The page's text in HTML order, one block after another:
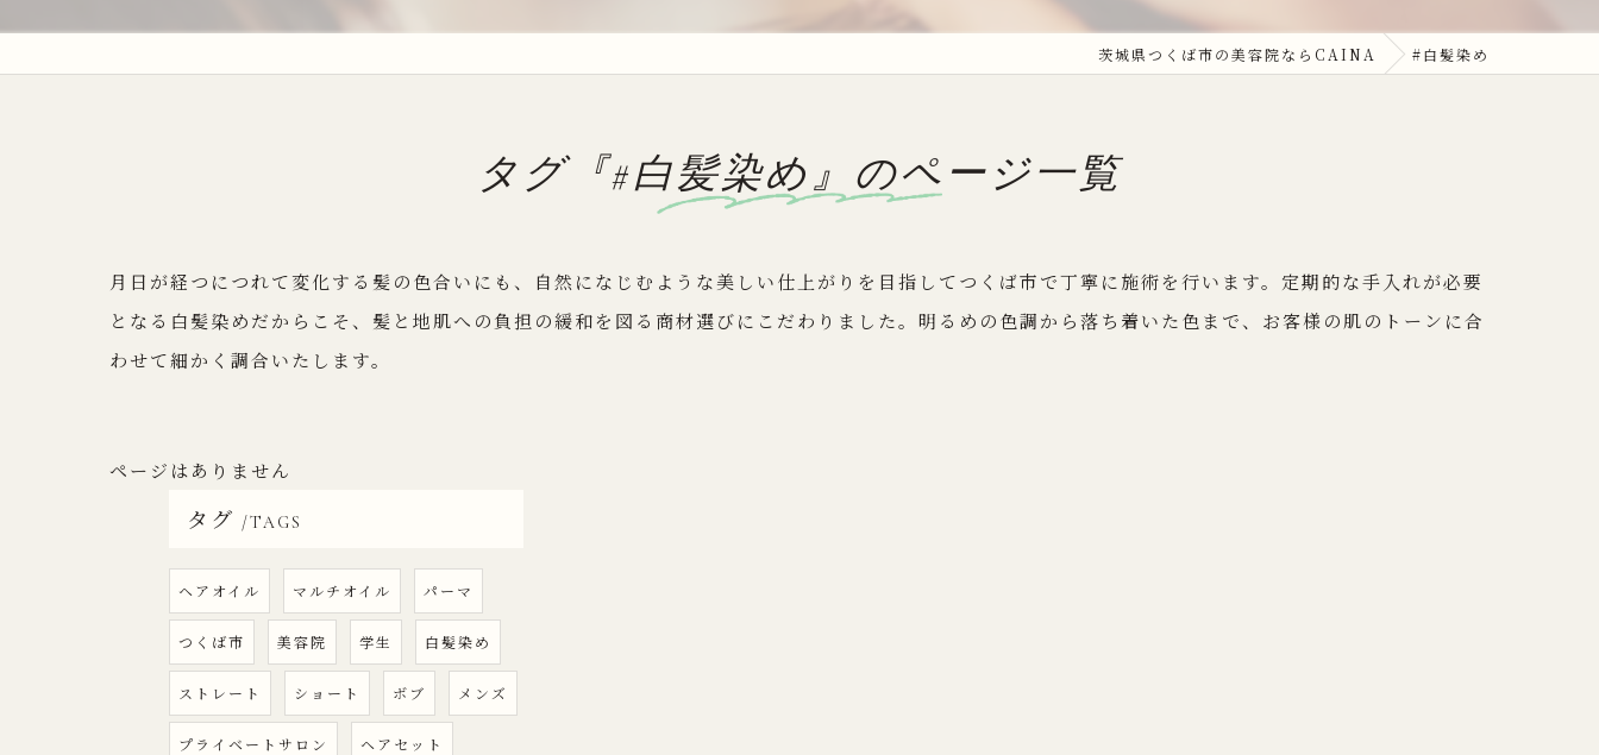
茨城県つくば市の美容院ならCAINA #白髪染め
タグ『#白髪染め』のページ一覧
月日が経つにつれて変化する髪の色合いにも、自然になじむような美しい仕上がりを目指してつくば市で丁寧に施術を行います。定期的な手入れが必要
となる白髪染めだからこそ、髪と地肌への負担の緩和を図る商材選びにこだわりました。明るめの色調から落ち着いた色まで、お客様の肌のトーンに合
わせて細かく調合いたします。
ページはありません
タグ TAGS
ヘアオイル マルチオイル パーマ
つくば市 美容院 学生 白髪染め
ストレート ショート ボブ メンズ
プライベートサロン ヘアセット